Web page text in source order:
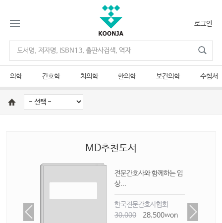
로그인
의학 간호학 치의학 한의학 보건의학 수험서
MD추천도서
전문간호사와 함께하는 임
상...
한국전문간호사협회
30,000
28,500won